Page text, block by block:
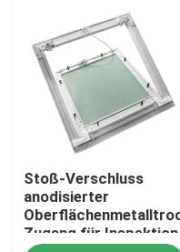
Produkte
Über uns
Fabrik-Ausflug
Qualitätskontrolle
Stoß-Verschluss
anodisierter
Zugang für Inspektion